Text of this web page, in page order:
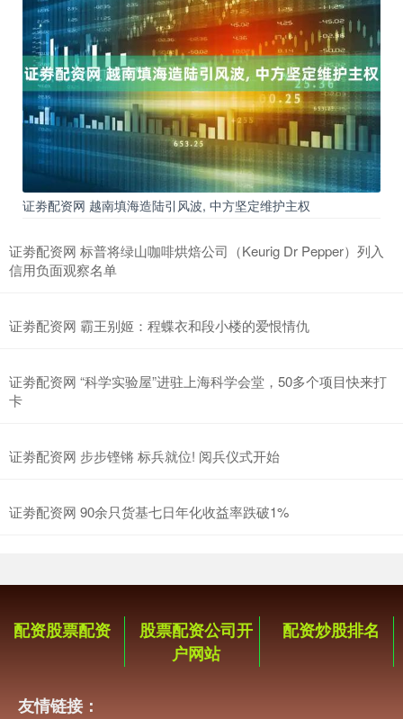
证劵配资网 越南填海造陆引风波, 中方坚定维护主权
证劵配资网 标普将绿山咖啡烘焙公司（Keurig Dr Pepper）列入
信用负面观察名单
证劵配资网 霸王别姬：程蝶衣和段小楼的爱恨情仇
证劵配资网 “科学实验屋”进驻上海科学会堂，50多个项目快来打
卡
证劵配资网 步步铿锵 标兵就位! 阅兵仪式开始
证劵配资网 90余只货基七日年化收益率跌破1%
配资股票配资
股票配资公司开
户网站
配资炒股排名
友情链接：